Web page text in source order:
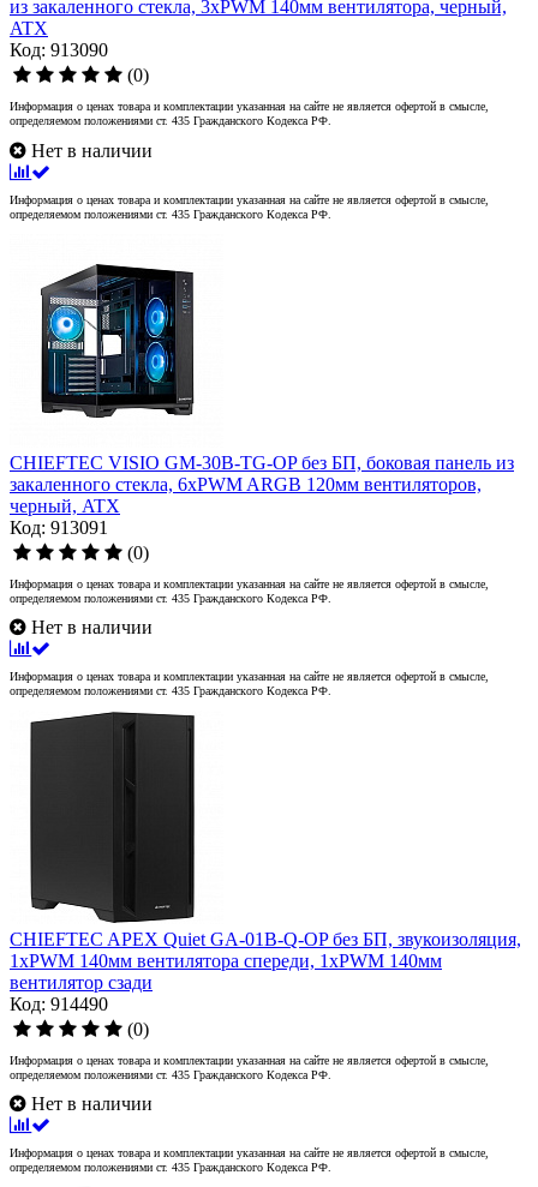
из закаленного стекла, 3xPWM 140мм вентилятора, черный,
ATX
Код: 913090
(0)
Информация о ценах товара и комплектации указанная на сайте не является офертой в смысле,
определяемом положениями ст. 435 Гражданского Кодекса РФ.
Нет в наличии
Информация о ценах товара и комплектации указанная на сайте не является офертой в смысле,
определяемом положениями ст. 435 Гражданского Кодекса РФ.
CHIEFTEC VISIO GM-30B-TG-OP без БП, боковая панель из
закаленного стекла, 6xPWM ARGB 120мм вентиляторов,
черный, ATX
Код: 913091
(0)
Информация о ценах товара и комплектации указанная на сайте не является офертой в смысле,
определяемом положениями ст. 435 Гражданского Кодекса РФ.
Нет в наличии
Информация о ценах товара и комплектации указанная на сайте не является офертой в смысле,
определяемом положениями ст. 435 Гражданского Кодекса РФ.
CHIEFTEC APEX Quiet GA-01B-Q-OP без БП, звукоизоляция,
1xPWM 140мм вентилятора спереди, 1xPWM 140мм
вентилятор сзади
Код: 914490
(0)
Информация о ценах товара и комплектации указанная на сайте не является офертой в смысле,
определяемом положениями ст. 435 Гражданского Кодекса РФ.
Нет в наличии
Информация о ценах товара и комплектации указанная на сайте не является офертой в смысле,
определяемом положениями ст. 435 Гражданского Кодекса РФ.